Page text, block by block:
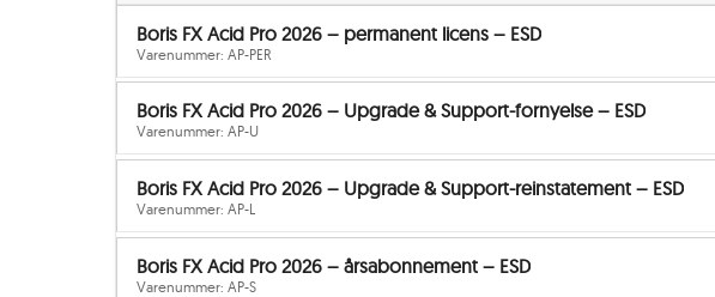
Boris FX Acid Pro 2026 – permanent licens – ESD
Varenummer: AP-PER
Boris FX Acid Pro 2026 – Upgrade & Support-fornyelse – ESD
Varenummer: AP-U
Boris FX Acid Pro 2026 – Upgrade & Support-reinstatement – ESD
Varenummer: AP-L
Boris FX Acid Pro 2026 – årsabonnement – ESD
Varenummer: AP-S